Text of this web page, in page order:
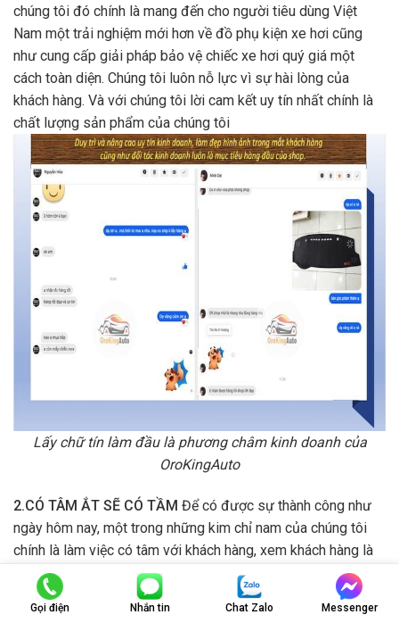
chúng tôi đó chính là mang đến cho người tiêu dùng Việt
Nam một trải nghiệm mới hơn về đồ phụ kiện xe hơi cũng
như cung cấp giải pháp bảo vệ chiếc xe hơi quý giá một
cách toàn diện. Chúng tôi luôn nỗ lực vì sự hài lòng của
khách hàng. Và với chúng tôi lời cam kết uy tín nhất chính là
chất lượng sản phẩm của chúng tôi
Lấy chữ tín làm đầu là phương châm kinh doanh của
OroKingAuto
2.CÓ TÂM ẮT SẼ CÓ TẦM Để có được sự thành công như
ngày hôm nay, một trong những kim chỉ nam của chúng tôi
chính là làm việc có tâm với khách hàng, xem khách hàng là
trung tâm và phát triển nhờ sự hài lòng của khách hàng Đến
với OroKingAuto, bạn sẽ không chỉ được trải nghiệm sự
nhiệt tình của nhân viên từ khâu tư vấn, mua hàng đến những
Gọi điện Nhắn tin Chat Zalo Messenger